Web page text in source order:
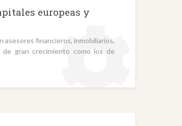
europeas y
asesores financieros, inmobiliarios,
de gran crecimiento como los de